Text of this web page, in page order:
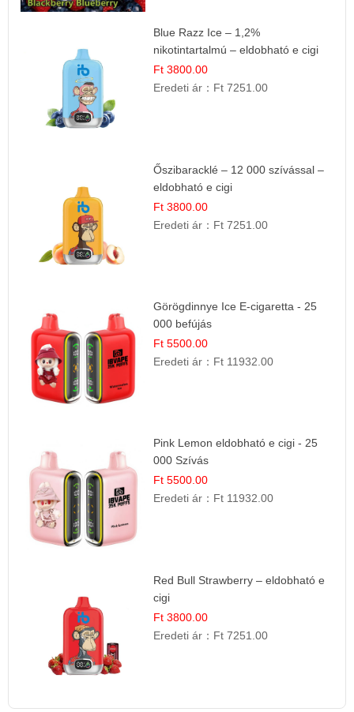
Blue Razz Ice – 1,2%
nikotintartalmú – eldobható e cigi
Ft 3800.00
Eredeti ár： Ft 7251.00
Őszibaracklé – 12 000 szívással –
eldobható e cigi
Ft 3800.00
Eredeti ár： Ft 7251.00
Görögdinnye Ice E-cigaretta - 25
000 befújás
Ft 5500.00
Eredeti ár： Ft 11932.00
Pink Lemon eldobható e cigi - 25
000 Szívás
Ft 5500.00
Eredeti ár： Ft 11932.00
Red Bull Strawberry – eldobható e
cigi
Ft 3800.00
Eredeti ár： Ft 7251.00